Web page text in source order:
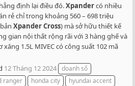
định lại điều đó.Xpandercó nhiều
rẻ chỉ trong khoảng 560 – 698 triệu
XpanderCross) mà sở hữu thiết kế
gian nội thất rộng rãi với 3 hàng ghế và
1.5L MIVEC có công suất 102 mã
12 Tháng 12 2024 doanh số
ranger honda city
hyundai accent